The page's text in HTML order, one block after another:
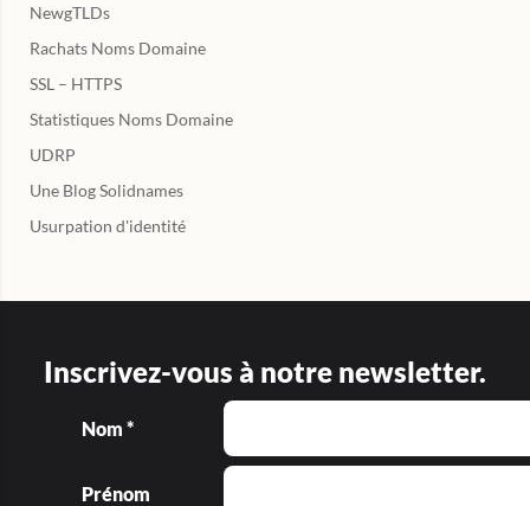
NewgTLDs
Rachats Noms Domaine
SSL – HTTPS
Statistiques Noms Domaine
UDRP
Une Blog Solidnames
Usurpation d'identité
Inscrivez-vous à notre newsletter.
Nom *
Prénom